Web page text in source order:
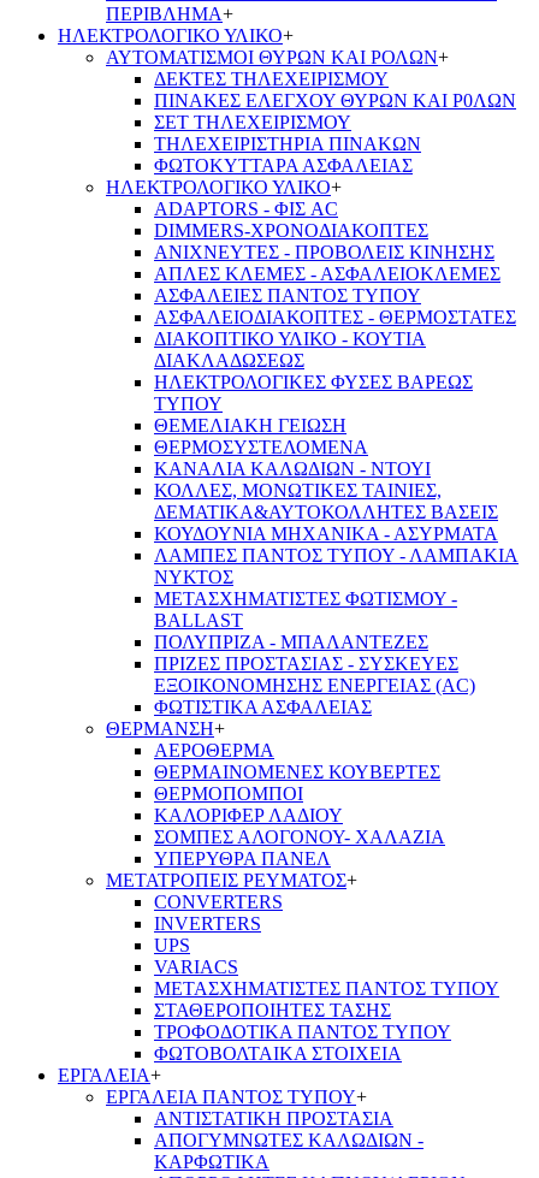
ΠΕΡΙΒΛΗΜΑ+
ΗΛΕΚΤΡΟΛΟΓΙΚΟ ΥΛΙΚΟ+
ΑΥΤΟΜΑΤΙΣΜΟΙ ΘΥΡΩΝ ΚΑΙ ΡΟΛΩΝ+
ΔΕΚΤΕΣ ΤΗΛΕΧΕΙΡΙΣΜΟΥ
ΠΙΝΑΚΕΣ ΕΛΕΓΧΟΥ ΘΥΡΩΝ ΚΑΙ Ρ0ΛΩΝ
ΣΕΤ ΤΗΛΕΧΕΙΡΙΣΜΟΥ
ΤΗΛΕΧΕΙΡΙΣΤΗΡΙΑ ΠΙΝΑΚΩΝ
ΦΩΤΟΚΥΤΤΑΡΑ ΑΣΦΑΛΕΙΑΣ
ΗΛΕΚΤΡΟΛΟΓΙΚΟ ΥΛΙΚΟ+
ADAPTORS - ΦΙΣ AC
DIMMERS-ΧΡΟΝΟΔΙΑΚΟΠΤΕΣ
ΑΝΙΧΝΕΥΤΕΣ - ΠΡΟΒΟΛΕΙΣ ΚΙΝΗΣΗΣ
ΑΠΛΕΣ ΚΛΕΜΕΣ - ΑΣΦΑΛΕΙΟΚΛΕΜΕΣ
ΑΣΦΑΛΕΙΕΣ ΠΑΝΤΟΣ ΤΥΠΟΥ
ΑΣΦΑΛΕΙΟΔΙΑΚΟΠΤΕΣ - ΘΕΡΜΟΣΤΑΤΕΣ
ΔΙΑΚΟΠΤΙΚΟ ΥΛΙΚΟ - ΚΟΥΤΙΑ
ΔΙΑΚΛΑΔΩΣΕΩΣ
ΗΛΕΚΤΡΟΛΟΓΙΚΕΣ ΦΥΣΕΣ ΒΑΡΕΩΣ
ΤΥΠΟΥ
ΘΕΜΕΛΙΑΚΗ ΓΕΙΩΣΗ
ΘΕΡΜΟΣΥΣΤΕΛΟΜΕΝΑ
ΚΑΝΑΛΙΑ ΚΑΛΩΔΙΩΝ - ΝΤΟΥΙ
ΚΟΛΛΕΣ, ΜΟΝΩΤΙΚΕΣ ΤΑΙΝΙΕΣ,
ΔΕΜΑΤΙΚΑ&ΑΥΤΟΚΟΛΛΗΤΕΣ ΒΑΣΕΙΣ
ΚΟΥΔΟΥΝΙΑ ΜΗΧΑΝΙΚΑ - ΑΣΥΡΜΑΤΑ
ΛΑΜΠΕΣ ΠΑΝΤΟΣ ΤΥΠΟΥ - ΛΑΜΠΑΚΙΑ
ΝΥΚΤΟΣ
ΜΕΤΑΣΧΗΜΑΤΙΣΤΕΣ ΦΩΤΙΣΜΟΥ -
BALLAST
ΠΟΛΥΠΡΙΖΑ - ΜΠΑΛΑΝΤΕΖΕΣ
ΠΡΙΖΕΣ ΠΡΟΣΤΑΣΙΑΣ - ΣΥΣΚΕΥΕΣ
ΕΞΟΙΚΟΝΟΜΗΣΗΣ ΕΝΕΡΓΕΙΑΣ (AC)
ΦΩΤΙΣΤΙΚΑ ΑΣΦΑΛΕΙΑΣ
ΘΕΡΜΑΝΣΗ+
ΑΕΡΟΘΕΡΜΑ
ΘΕΡΜΑΙΝΟΜΕΝΕΣ ΚΟΥΒΕΡΤΕΣ
ΘΕΡΜΟΠΟΜΠΟΙ
ΚΑΛΟΡΙΦΕΡ ΛΑΔΙΟΥ
ΣΟΜΠΕΣ ΑΛΟΓΟΝΟΥ- ΧΑΛΑΖΙΑ
ΥΠΕΡΥΘΡΑ ΠΑΝΕΛ
ΜΕΤΑΤΡΟΠΕΙΣ ΡΕΥΜΑΤΟΣ+
CONVERTERS
INVERTERS
UPS
VARIACS
ΜΕΤΑΣΧΗΜΑΤΙΣΤΕΣ ΠΑΝΤΟΣ ΤΥΠΟΥ
ΣΤΑΘΕΡΟΠΟΙΗΤΕΣ ΤΑΣΗΣ
ΤΡΟΦΟΔΟΤΙΚΑ ΠΑΝΤΟΣ ΤΥΠΟΥ
ΦΩΤΟΒΟΛΤΑΙΚΑ ΣΤΟΙΧΕΙΑ
ΕΡΓΑΛΕΙΑ+
ΕΡΓΑΛΕΙΑ ΠΑΝΤΟΣ ΤΥΠΟΥ+
ΑΝΤΙΣΤΑΤΙΚΗ ΠΡΟΣΤΑΣΙΑ
ΑΠΟΓΥΜΝΩΤΕΣ ΚΑΛΩΔΙΩΝ -
ΚΑΡΦΩΤΙΚΑ